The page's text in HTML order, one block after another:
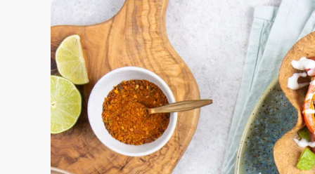
Ontbijt
Lunch & brunch
Tussendoortjes
Voor- & tussengerechten